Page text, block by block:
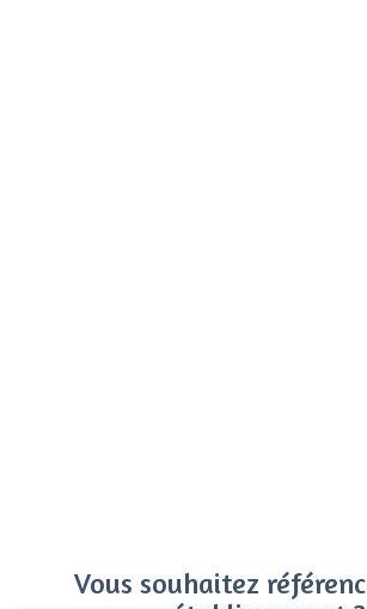
Vous souhaitez